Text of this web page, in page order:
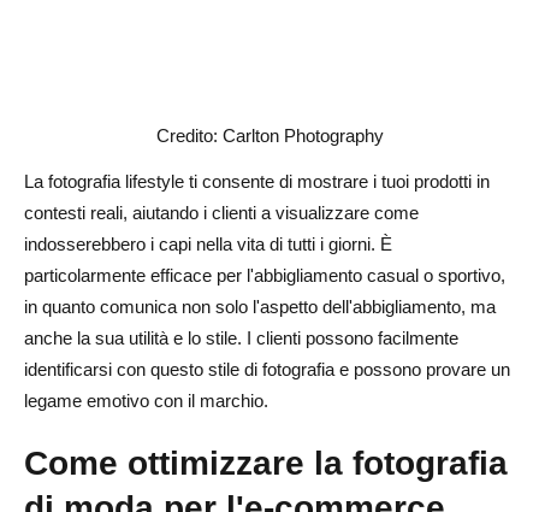
Credito: Carlton Photography
La fotografia lifestyle ti consente di mostrare i tuoi prodotti in
contesti reali, aiutando i clienti a visualizzare come
indosserebbero i capi nella vita di tutti i giorni. È
particolarmente efficace per l'abbigliamento casual o sportivo,
in quanto comunica non solo l'aspetto dell'abbigliamento, ma
anche la sua utilità e lo stile. I clienti possono facilmente
identificarsi con questo stile di fotografia e possono provare un
legame emotivo con il marchio.
Come ottimizzare la fotografia